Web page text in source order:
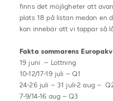
finns det möjligheter att
plats 18 på listan medan en
kan innebär att vi tappar så
Fakta sommarens
19 juni – Lottning
10-12/17-19 juli – Q1
24-26 juli – 31 juli-2 aug –
7-9/14-16 aug – Q3